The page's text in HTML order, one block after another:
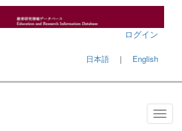
ログイン
日本語 ｜ English